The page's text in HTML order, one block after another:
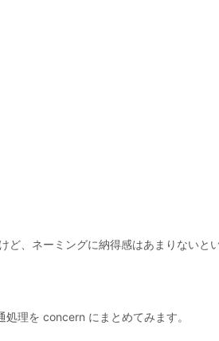
、ネーミングに納得感はあまりないと
理を concern にまとめてみます。